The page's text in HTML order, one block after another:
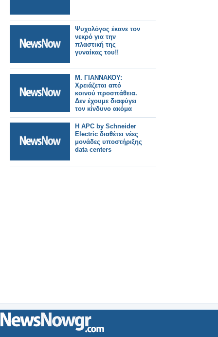
Ψυχολόγος έκανε τον
νεκρό για την
πλαστική της
γυναίκας του!!
Μ. ΓΙΑΝΝΑΚΟΥ:
Χρειάζεται από
κοινού προσπάθεια.
Δεν έχουμε διαφύγει
τον κίνδυνο ακόμα
Η APC by Schneider
Electric διαθέτει νέες
μονάδες υποστήριξης
data centers